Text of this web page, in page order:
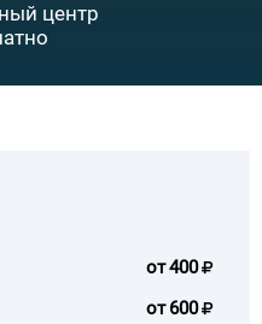
центр
от400
от 600